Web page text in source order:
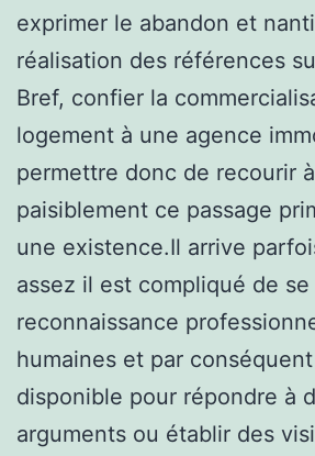
exprimer le abandon et
réalisation des références
Bref, confier la
logement à une agence
permettre donc de recourir
paisiblement ce passage
une existence.Il arrive
assez il est compliqué de
reconnaissance
humaines et par
disponible pour répondre à
arguments ou établir des